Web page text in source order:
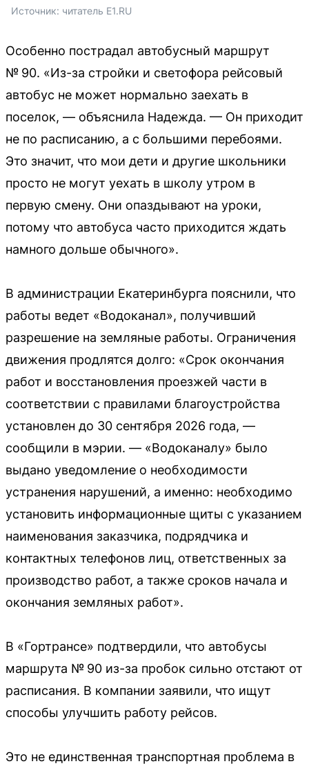
Источник: читатель E1.RU
Особенно пострадал автобусный маршрут
№ 90. «Из-за стройки и светофора рейсовый
автобус не может нормально заехать в
поселок, — объяснила Надежда. — Он приходит
не по расписанию, а с большими перебоями.
Это значит, что мои дети и другие школьники
просто не могут уехать в школу утром в
первую смену. Они опаздывают на уроки,
потому что автобуса часто приходится ждать
намного дольше обычного».
В администрации Екатеринбурга пояснили, что
работы ведет «Водоканал», получивший
разрешение на земляные работы. Ограничения
движения продлятся долго: «Срок окончания
работ и восстановления проезжей части в
соответствии с правилами благоустройства
установлен до 30 сентября 2026 года, —
сообщили в мэрии. — «Водоканалу» было
выдано уведомление о необходимости
устранения нарушений, а именно: необходимо
установить информационные щиты с указанием
наименования заказчика, подрядчика и
контактных телефонов лиц, ответственных за
производство работ, а также сроков начала и
окончания земляных работ».
В «Гортрансе» подтвердили, что автобусы
маршрута № 90 из-за пробок сильно отстают от
расписания. В компании заявили, что ищут
способы улучшить работу рейсов.
Это не единственная транспортная проблема в